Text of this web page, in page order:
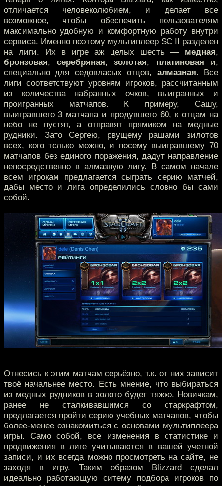
отличается человеколюбием, и делает все
возможное, чтобы обеспечить пользователям
максимально удобную и комфортную работу внутри
сервиса. Именно поэтому мультиплеер SC II разделен
на лиги. Их в игре аж целых шесть — медная,
бронзовая, серебряная, золотая, платиновая и,
специально для седовласых отцов, алмазная. Все
лиги соответствуют уровням игроков, рассчитанным
из количества набранных очков, выигранных и
проигранных матчапов. К примеру, Сашу,
выигравшего 3 матчапа и продувшего 60, к отцам на
небо не пустят, а отправят прямиком на медные
рудники. Зато Сергею, рвущему рашами зилотов
всех, кого только можно, и посему выигравшему 70
матчапов без единого поражения, дадут направление
непосредственно в алмазную лигу. В самом начале
всем игрокам предлагается сыграть серию матчей,
дабы место и лига определились словно бы сами
собой.
Отнесись к этим матчам серьёзно, т.к. от них зависит
твоё начальнее место. Есть мнение, что выбираться
из медных рудников в золото будет тяжко. Новичкам,
ранее не сталкивавшимся со старкрафтом,
предлагается пройти серию учебных матчапов, чтобы
более-менее ознакомиться с основами мультиплеера
игры. Само собой, все изменения в статистике и
продвижения в лиге учитываются в вашей учетной
записи, и их всегда можно просмотреть на сайте, не
заходя в игру. Таким образом Blizzard сделал
идеально работающую ситему подбора игроков по